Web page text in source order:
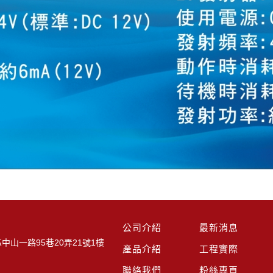
山一路95巷20弄21號1樓
公司介紹 最新消息
產品介紹 工程實際
聯絡我們 粉絲專頁